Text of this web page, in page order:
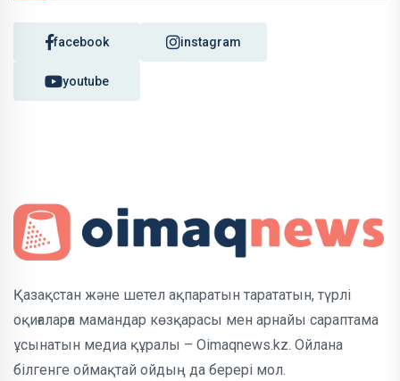
facebook instagram
youtube
Қазақстан және шетел ақпаратын тарататын, түрлі
оқиғаларға мамандар көзқарасы мен арнайы сараптама
ұсынатын медиа құралы – Oimaqnews.kz. Ойлана
білгенге оймақтай ойдың да берері мол.